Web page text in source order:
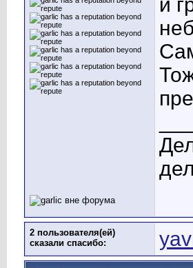
и
2 пользователя(ей)
сказали cпасибо: